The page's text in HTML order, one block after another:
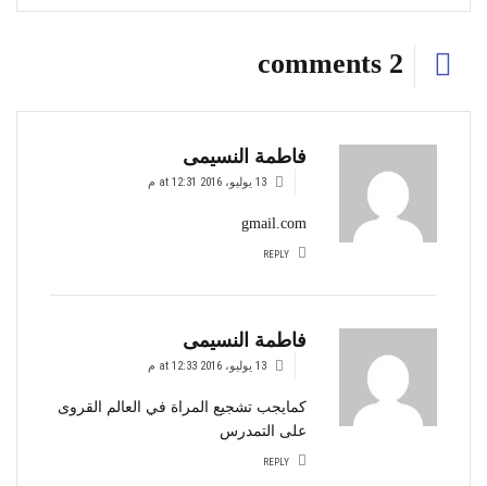
2 comments
فاطمة النسيمى
13 يوليو، 2016 at 12:31 م
gmail.com
REPLY
فاطمة النسيمى
13 يوليو، 2016 at 12:33 م
كمايجب تشجيع المراة في العالم القروى
على التمدرس
REPLY